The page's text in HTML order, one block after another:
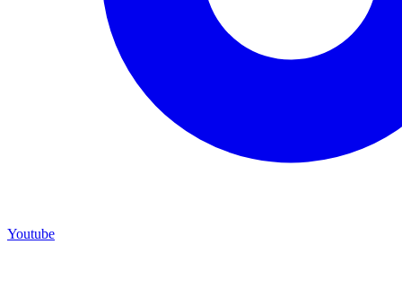
Youtube